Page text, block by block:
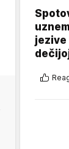
jezive